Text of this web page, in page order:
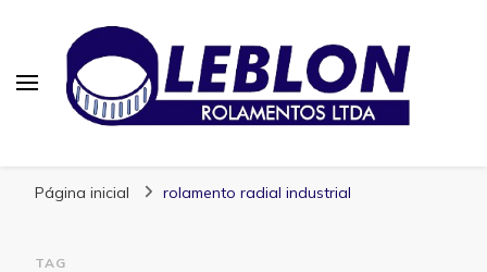
Página inicial rolamento radial industrial
TAG